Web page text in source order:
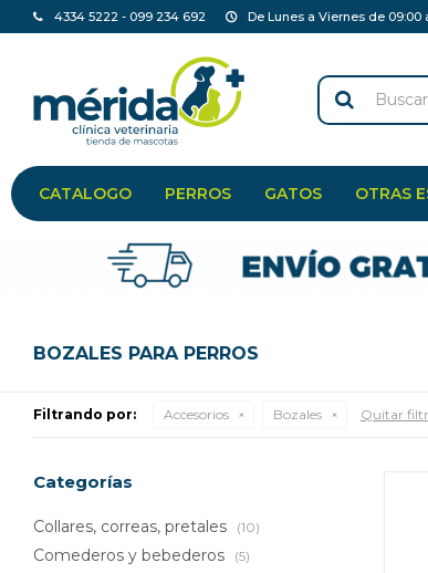
CATALOGO PERROS GATOS OTRAS
4334 5222 - 099 234 692 De Lunes a Viernes de 09:00
BOZALES PARA PERROS
Filtrando por: Accesorios Bozales Quitar
Categorías
Collares, correas, pretales (10)
Comederos y bebederos (5)